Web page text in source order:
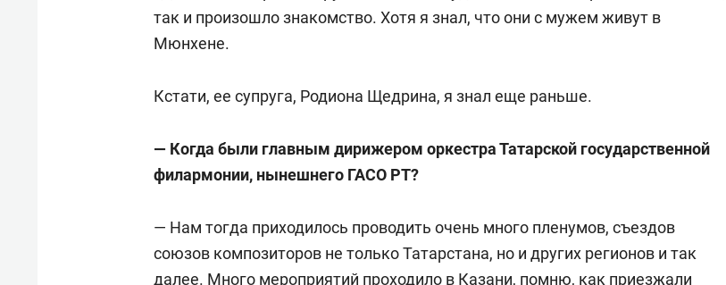
Окончив в 1969-м московскую ЦМШ по классу виолончели, поступил на
кафедру симфонического дирижирования Ленинградской консерватории.
После службы в армии становится дирижером оперного театра в Алма-Ате.
государственной филармонии.
так и произошло знакомство. Хотя я знал, что они с мужем живут в
Мюнхене.
Кстати, ее супруга, Родиона Щедрина, я знал еще раньше.
— Когда были главным дирижером оркестра Татарской государственной
филармонии, нынешнего ГАСО РТ?
— Нам тогда приходилось проводить очень много пленумов, съездов
союзов композиторов не только Татарстана, но и других регионов и так
далее. Много мероприятий проходило в Казани, помню, как приезжали